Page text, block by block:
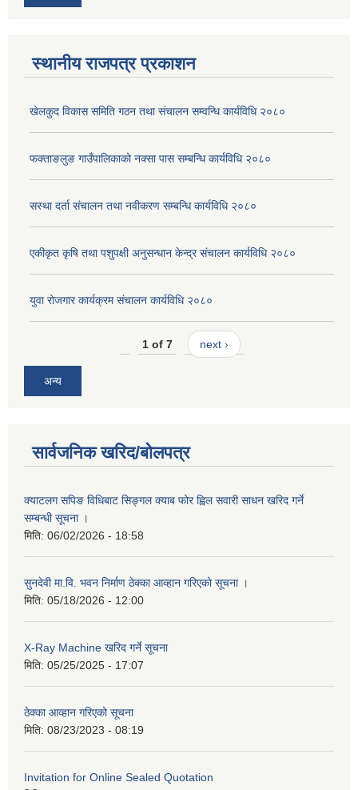
स्थानीय राजपत्र प्रकाशन
खेलकुद विकास समिति गठन तथा संचालन सम्वन्धि कार्यविधि २०८०
फक्ताङलुङ गाउँपालिकाको नक्सा पास सम्बन्धि कार्यविधि २०८०
सस्था दर्ता संचालन तथा नवीकरण सम्बन्धि कार्यविधि २०८०
एकीकृत कृषि तथा पशुपक्षी अनुसन्धान केन्द्र संचालन कार्यविधि २०८०
युवा रोजगार कार्यक्रम संचालन कार्यविधि २०८०
1 of 7 next ›
अन्य
सार्वजनिक खरिद/बोलपत्र
क्याटलग सपिङ विधिबाट सिङ्गल क्याब फोर ह्विल सवारी साधन खरिद गर्ने
सम्बन्धी सूचना ।
मिति: 06/02/2026 - 18:58
सुनदेवी मा.वि. भवन निर्माण ठेक्का आव्हान गरिएको सूचना ।
मिति: 05/18/2026 - 12:00
X-Ray Machine खरिद गर्ने सूचना
मिति: 05/25/2025 - 17:07
ठेक्का आव्हान गरिएको सूचना
मिति: 08/23/2023 - 08:19
Invitation for Online Sealed Quotation